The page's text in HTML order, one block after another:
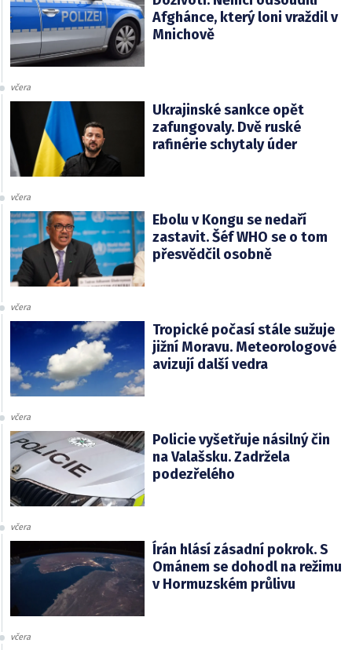
Afghánce, který loni vraždil v
Mnichově
včera
Ukrajinské sankce opět
zafungovaly. Dvě ruské
rafinérie schytaly úder
včera
Ebolu v Kongu se nedaří
zastavit. Šéf WHO se o tom
přesvědčil osobně
včera
Tropické počasí stále sužuje
jižní Moravu. Meteorologové
avizují další vedra
včera
Policie vyšetřuje násilný čin
na Valašsku. Zadržela
podezřelého
včera
Írán hlásí zásadní pokrok. S
Ománem se dohodl na režimu
v Hormuzském průlivu
včera